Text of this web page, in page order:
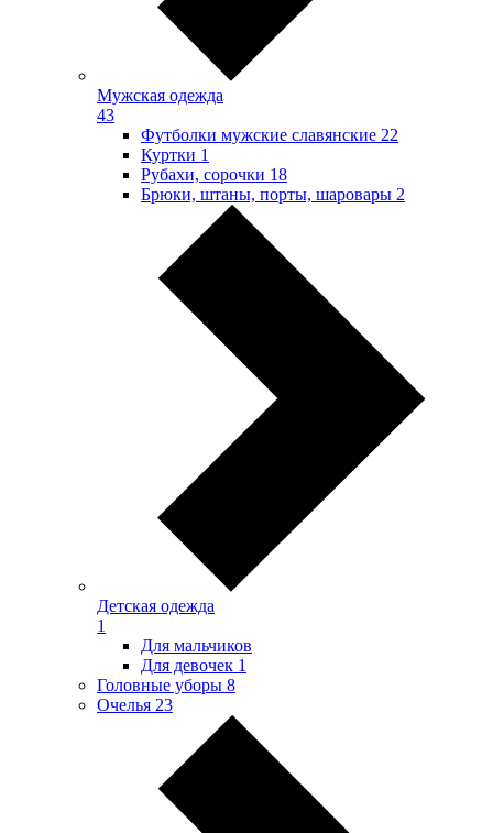
Мужская одежда
43
Футболки мужские славянские 22
Куртки 1
Рубахи, сорочки 18
Брюки, штаны, порты, шаровары 2
Детская одежда
1
Для мальчиков
Для девочек 1
Головные уборы 8
Очелья 23